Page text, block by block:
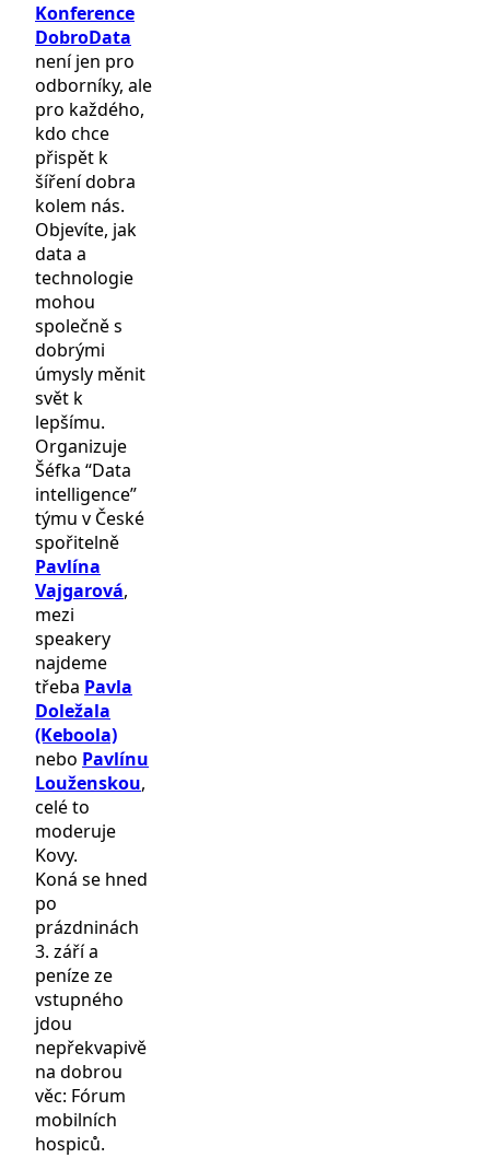
Konference
DobroData
není jen pro
odborníky, ale
pro každého,
kdo chce
přispět k
šíření dobra
kolem nás.
Objevíte, jak
data a
technologie
mohou
společně s
dobrými
úmysly měnit
svět k
lepšímu.
Organizuje
Šéfka “Data
intelligence”
týmu v České
spořitelně
Pavlína
Vajgarová,
mezi
speakery
najdeme
třeba Pavla
Doležala
(Keboola)
nebo Pavlínu
Louženskou,
celé to
moderuje
Kovy.
Koná se hned
po
prázdninách
3. září a
peníze ze
vstupného
jdou
nepřekvapivě
na dobrou
věc: Fórum
mobilních
hospiců.